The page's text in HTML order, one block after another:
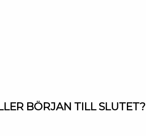
BÖRJAN TILL SLUTET?